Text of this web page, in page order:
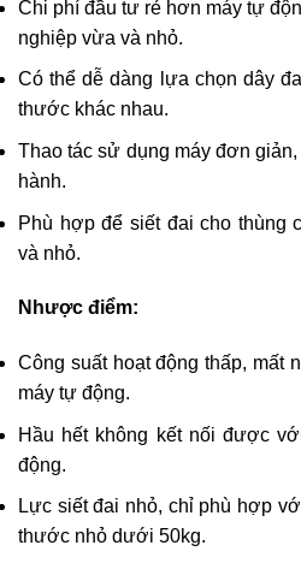
Chi phí đầu tư rẻ hơn máy tự
nghiệp vừa và nhỏ.
Có thể dễ dàng lựa chọn dây
thước khác nhau.
Thao tác sử dụng máy đơn
hành.
Phù hợp để siết đai cho thùng
và nhỏ.
Nhược điểm:
Công suất hoạt động thấp, mất
máy tự động.
Hầu hết không kết nối được
động.
Lực siết đai nhỏ, chỉ phù hợp
thước nhỏ dưới 50kg.